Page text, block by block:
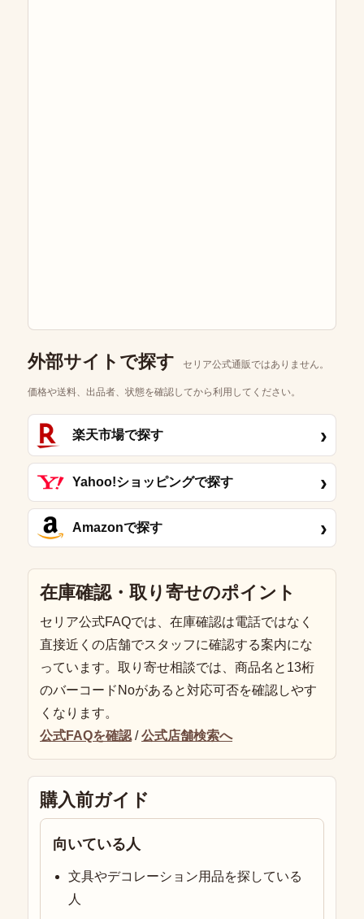
外部サイトで探す セリア公式通販ではありません。
価格や送料、出品者、状態を確認してから利用してください。
楽天市場で探す ›
Yahoo!ショッピングで探す ›
Amazonで探す ›
在庫確認・取り寄せのポイント
セリア公式FAQでは、在庫確認は電話ではなく
直接近くの店舗でスタッフに確認する案内にな
っています。取り寄せ相談では、商品名と13桁
のバーコードNoがあると対応可否を確認しやす
くなります。
公式FAQを確認 /公式店舗検索へ
購入前ガイド
向いている人
文具やデコレーション用品を探している
人